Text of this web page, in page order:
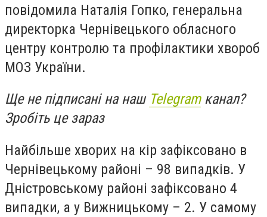
повідомила Наталія Гопко, генеральна
директорка Чернівецького обласного
центру контролю та профілактики хвороб
МОЗ України.
Ще не підписані на наш Telegramканал?
Зробіть це зараз
Найбільше хворих на кір зафіксовано в
Чернівецькому районі – 98 випадків. У
Дністровському районі зафіксовано 4
випадки, а у Вижницькому – 2. У самому